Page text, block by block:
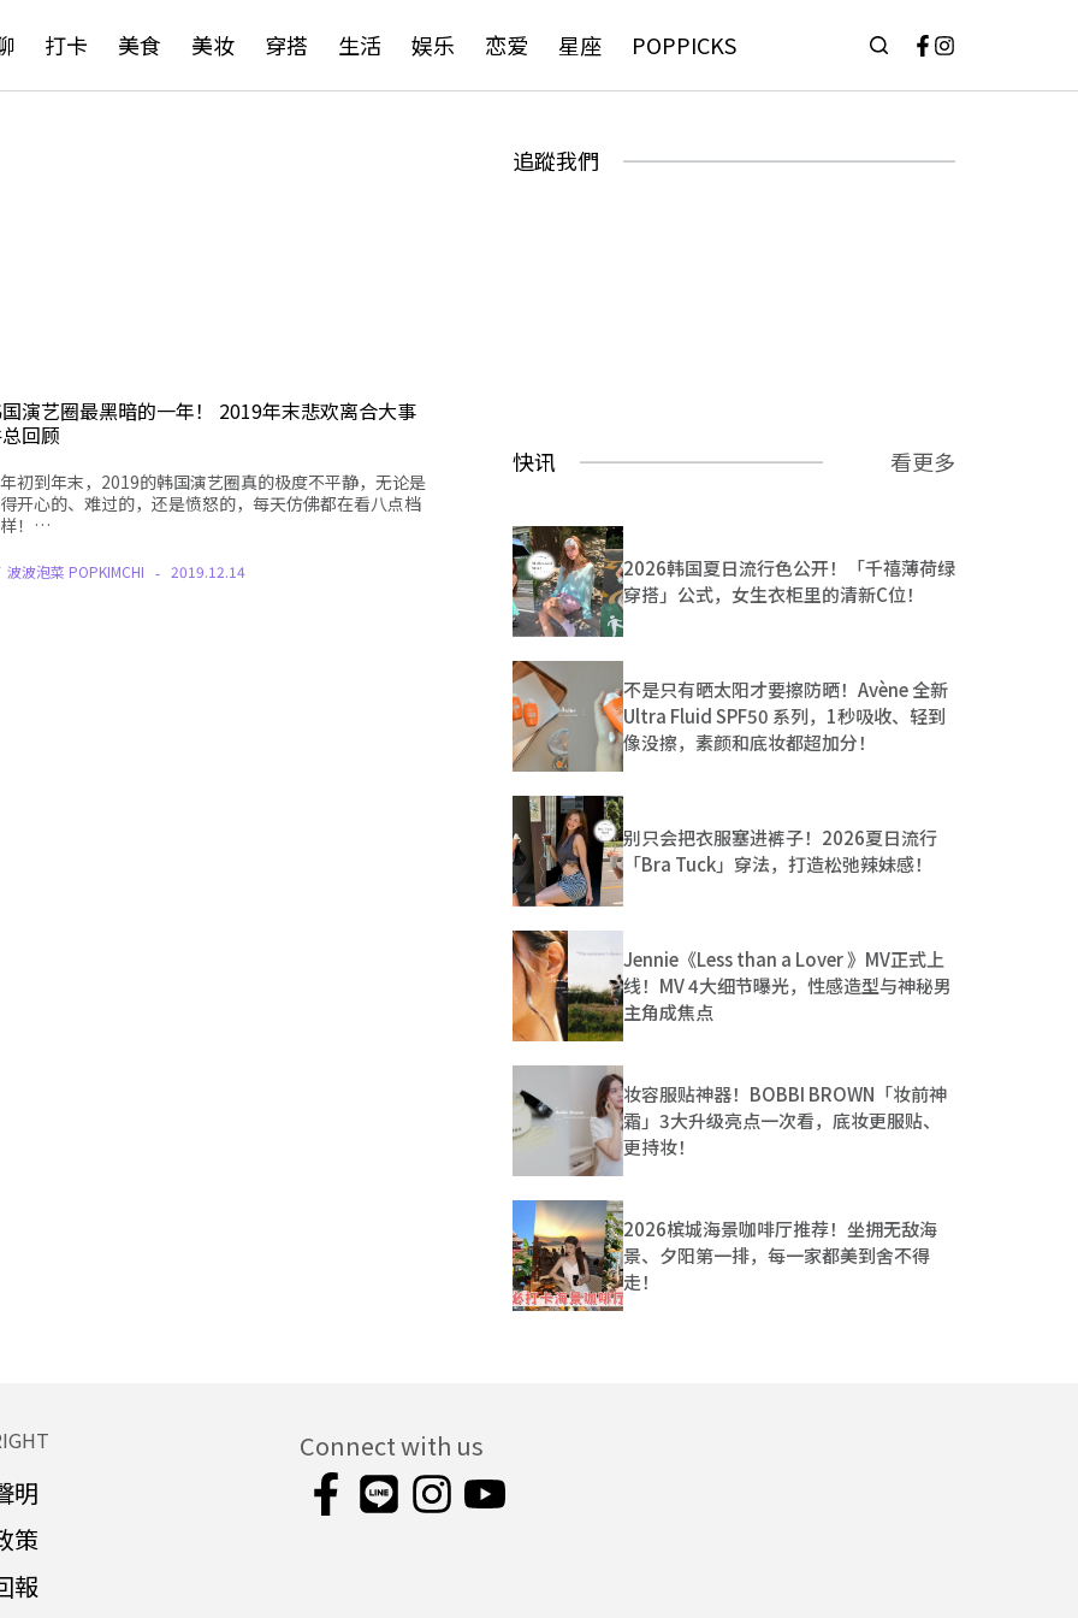
打卡 美食 美妆 穿搭 生活 娱乐 恋爱 星座 POPPICKS
演艺圈最黑暗的一年！ 2019年末悲欢离合大事
回顾
初到年末，2019的韩国演艺圈真的极度不平静，无论是
开心的、难过的，还是愤怒的，每天仿佛都在看八点档
！…
波波泡菜 POPKIMCHI 2019.12.14
追蹤我們
快讯 看更多
2026韩国夏日流行色公开！「千禧薄荷绿
穿搭」公式，女生衣柜里的清新C位！
不是只有晒太阳才要擦防晒！Avène 全新
Ultra Fluid SPF50 系列，1秒吸收、轻到
像没擦，素颜和底妆都超加分！
别只会把衣服塞进裤子！2026夏日流行
「Bra Tuck」穿法，打造松弛辣妹感！
Jennie《Less than a Lover 》MV正式上
线！MV 4大细节曝光，性感造型与神秘男
主角成焦点
妆容服贴神器！BOBBI BROWN「妆前神
霜」3大升级亮点一次看，底妆更服贴、
更持妆！
2026槟城海景咖啡厅推荐！坐拥无敌海
景、夕阳第一排，每一家都美到舍不得
走！
明
策
報
Connect with us